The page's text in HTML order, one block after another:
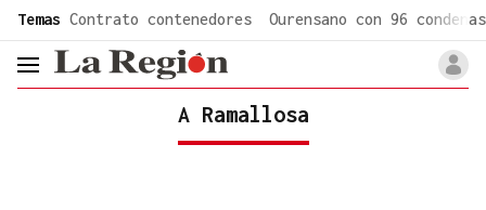
Temas Contrato contenedores Ourensano con 96 condenas
header.menu.open
A Ramallosa